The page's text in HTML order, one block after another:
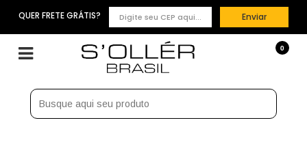
QUER FRETE GRÁTIS? Enviar
0